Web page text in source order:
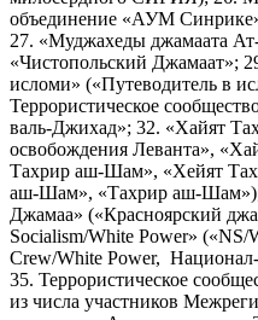
объединение «АУМ
27. «Муджахеды джамаата
«Чистопольский Джамаат»;
исломи» («Путеводитель в
Террористическое
валь-Джихад»; 32. «Хайят
освобождения Леванта»,
Тахрир аш-Шам», «Хейят
аш-Шам», «Тахрир аш-
Джамаа» («Красноярский
Socialism/White Power» («NS/
Crew/White Power, Национал-
35. Террористическое
из числа участников